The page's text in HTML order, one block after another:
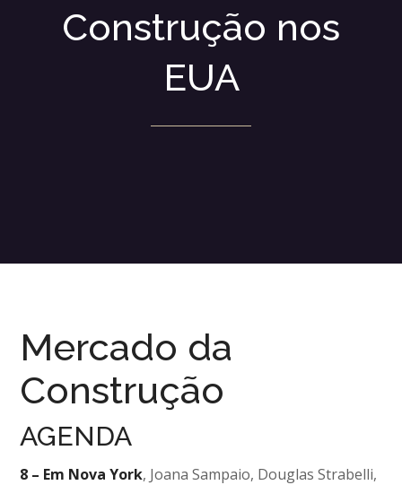
Construção nos
EUA
Mercado da
Construção
AGENDA
8 – Em Nova York, Joana Sampaio, Douglas Strabelli,